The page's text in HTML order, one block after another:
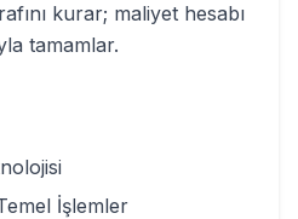
kurar; maliyet hesabı
tamamlar.
İşlemler